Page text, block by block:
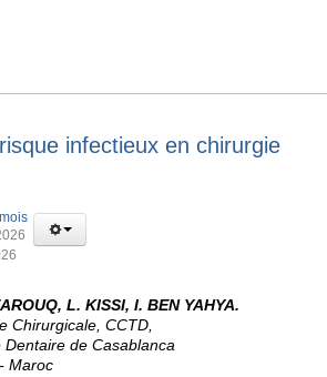
infectieux en chirurgie
L. KISSI, I. BEN YAHYA.
Chirurgicale, CCTD,
de Casablanca
Maroc